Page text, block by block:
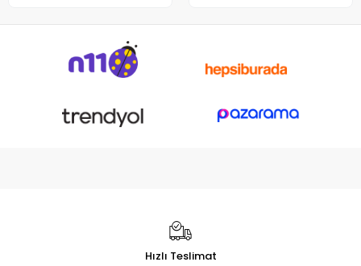
Hızlı Teslimat